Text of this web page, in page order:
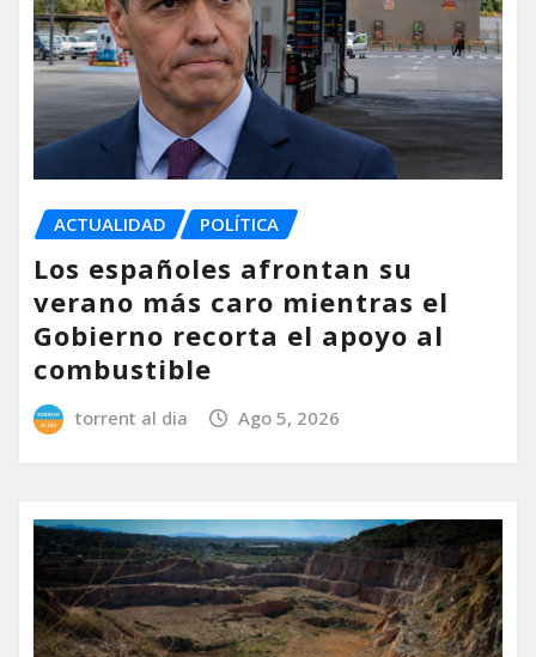
ACTUALIDAD POLÍTICA
Los españoles afrontan su
verano más caro mientras el
Gobierno recorta el apoyo al
combustible
torrent al dia Ago 5, 2026